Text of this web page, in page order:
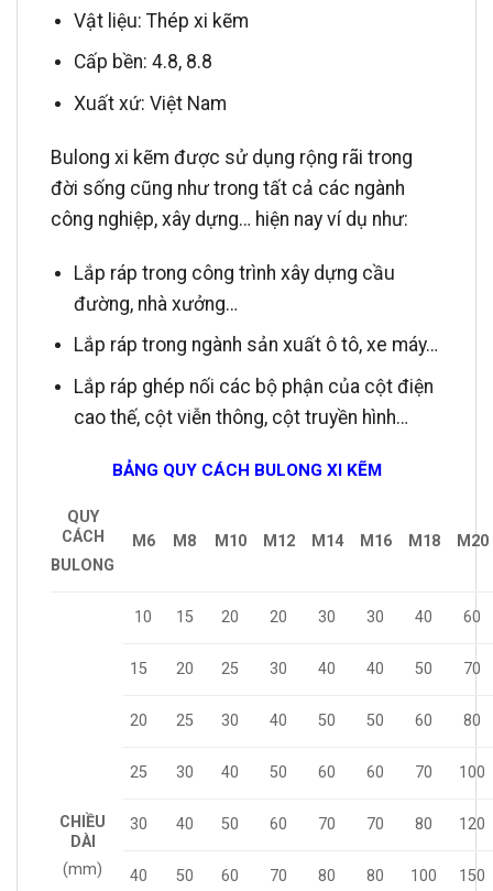
Vật liệu: Thép xi kẽm
Cấp bền: 4.8, 8.8
Xuất xứ: Việt Nam
Bulong xi kẽm được sử dụng rộng rãi trong
đời sống cũng như trong tất cả các ngành
công nghiệp, xây dựng… hiện nay ví dụ như:
Lắp ráp trong công trình xây dựng cầu
đường, nhà xưởng…
Lắp ráp trong ngành sản xuất ô tô, xe máy…
Lắp ráp ghép nối các bộ phận của cột điện
cao thế, cột viễn thông, cột truyền hình…
BẢNG QUY CÁCH BULONG XI KẼM
QUY
CÁCH
BULONG
M6 M8 M10 M12 M14 M16 M18 M20
CHIỀU
DÀI
(mm)
10 15 20 20 30 30 40 60
15 20 25 30 40 40 50 70
20 25 30 40 50 50 60 80
25 30 40 50 60 60 70 100
30 40 50 60 70 70 80 120
40 50 60 70 80 80 100 150